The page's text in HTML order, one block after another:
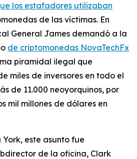
los estafadores utilizaban
de las víctimas. En
General James demandó a la
de criptomonedas NovaTechFx
piramidal ilegal que
miles de inversores en todo el
de 11.000 neoyorquinos, por
mil millones de dólares en
este asunto fue
de la oficina, Clark